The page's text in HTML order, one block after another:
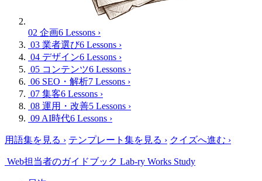
02 企画6 Lessons ›
03 業者選び6 Lessons ›
04 デザイン6 Lessons ›
05 コンテンツ6 Lessons ›
06 SEO・解析7 Lessons ›
07 集客6 Lessons ›
08 運用・改善5 Lessons ›
09 AI時代6 Lessons ›
用語集を見る › テンプレート集を見る › クイズへ進む ›
Web担当者のガイドブック Lab-ry Works Study